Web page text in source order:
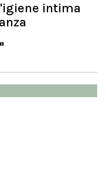
intima